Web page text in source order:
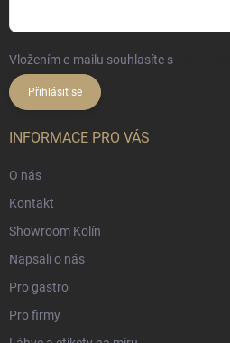
Vložením e-mailu souhlasíte s
Přihlásit se
INFORMACE PRO VÁS
O nás
Kontakt
Showroom Kolín
Napsali o nás
Pro gastro
Pro firmy